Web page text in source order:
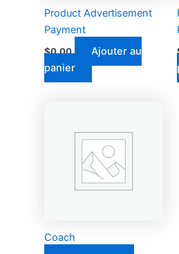
Product Advertisement
Payment
$0.00
Ajouter au
panier
Coach